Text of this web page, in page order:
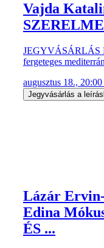
Vajda
JEGYVÁSÁRLÁS
fergeteges
augusztus 18.,
Jegyvásárlás a
Lázár
Edina
ÉS ...